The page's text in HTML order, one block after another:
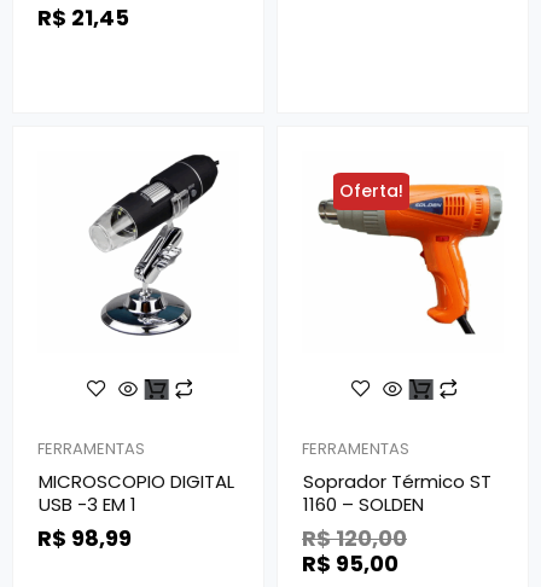
R$ 21,45
FERRAMENTAS
MICROSCOPIO DIGITAL
USB -3 EM 1
R$ 98,99
Oferta!
FERRAMENTAS
Soprador Térmico ST
1160 – SOLDEN
R$120,00
R$ 95,00